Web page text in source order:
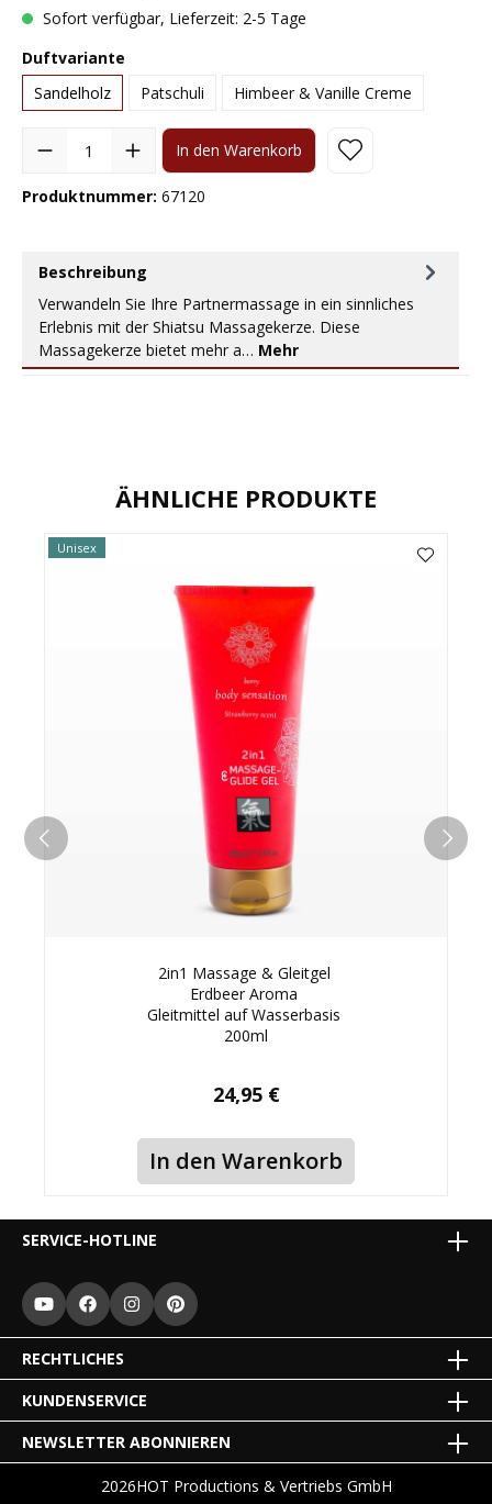
Sofort verfügbar, Lieferzeit: 2-5 Tage
Duftvariante
Sandelholz
Patschuli Himbeer & Vanille Creme
In den Warenkorb
Produktnummer: 67120
Beschreibung
Verwandeln Sie Ihre Partnermassage in ein sinnliches
Erlebnis mit der Shiatsu Massagekerze. Diese
Massagekerze bietet mehr a… Mehr
ÄHNLICHE PRODUKTE
Unisex
2in1 Massage & Gleitgel
Erdbeer Aroma
Gleitmittel auf Wasserbasis
200ml
24,95 €
In den Warenkorb
SERVICE-HOTLINE
RECHTLICHES
KUNDENSERVICE
NEWSLETTER ABONNIEREN
2026HOT Productions & Vertriebs GmbH